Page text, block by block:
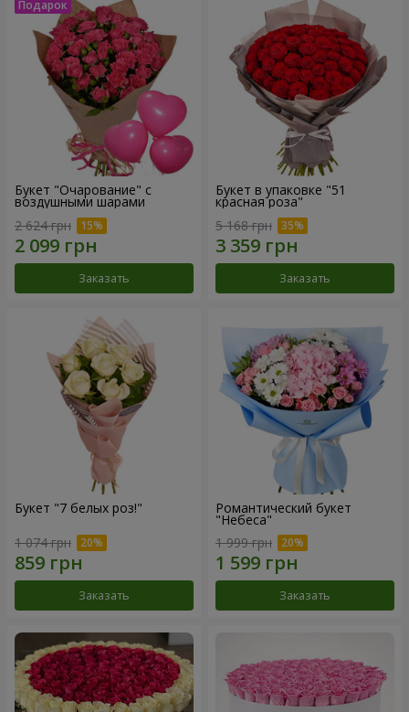
Букет "Очарование" с
воздушными шарами
2 624 грн
Заказать
Букет в упаковке "51
красная роза"
5 168 грн
Заказать
Букет "7 белых роз!"
1 074 грн
Заказать
Романтический букет
"Небеса"
1 999 грн
Заказать